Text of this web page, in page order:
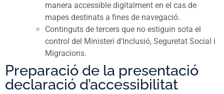
manera accessible digitalment en el cas de
mapes destinats a fines de navegació.
Continguts de tercers que no estiguin sota el
control del Ministeri d’Inclusió, Seguretat Social i
Migracions.
Preparació de la presentació
declaració d’accessibilitat